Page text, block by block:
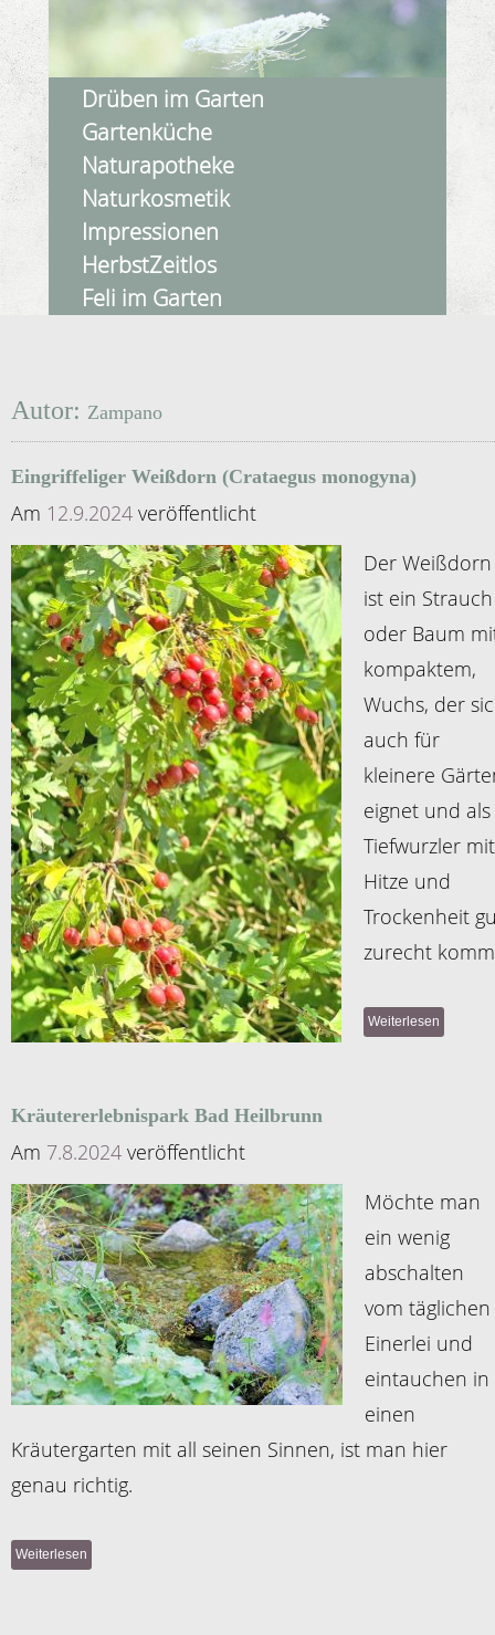
Drüben im Garten
Gartenküche
Naturapotheke
Naturkosmetik
Impressionen
HerbstZeitlos
Feli im Garten
Autor: Zampano
Eingriffeliger Weißdorn (Crataegus monogyna)
Am 12.9.2024 veröffentlicht
Der Weißdorn
ist ein Strauch
oder Baum
kompaktem,
Wuchs, der
auch für
kleinere
eignet und als
Tiefwurzler mit
Hitze und
Trockenheit
zurecht
Weiterlesen
Kräutererlebnispark Bad Heilbrunn
Am 7.8.2024 veröffentlicht
Möchte man
ein wenig
abschalten
vom täglichen
Einerlei und
eintauchen in
einen
Kräutergarten mit all seinen Sinnen, ist man hier
genau richtig.
Weiterlesen